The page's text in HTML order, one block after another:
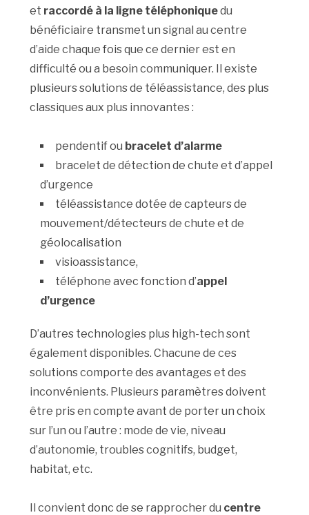
et raccordé à la ligne téléphoniquedu
bénéficiaire transmet un signal au centre
d’aide chaque fois que ce dernier est en
difficulté ou a besoin communiquer. Il existe
plusieurs solutions de téléassistance, des plus
classiques aux plus innovantes :
pendentif ou bracelet d’alarme
bracelet de détection de chute et d’appel
d’urgence
téléassistance dotée de capteurs de
mouvement/détecteurs de chute et de
géolocalisation
visioassistance,
téléphone avec fonction d’appel
d’urgence
D’autres technologies plus high-tech sont
également disponibles. Chacune de ces
solutions comporte des avantages et des
inconvénients. Plusieurs paramètres doivent
être pris en compte avant de porter un choix
sur l’un ou l’autre : mode de vie, niveau
d’autonomie, troubles cognitifs, budget,
habitat, etc.
Il convient donc de se rapprocher du centre